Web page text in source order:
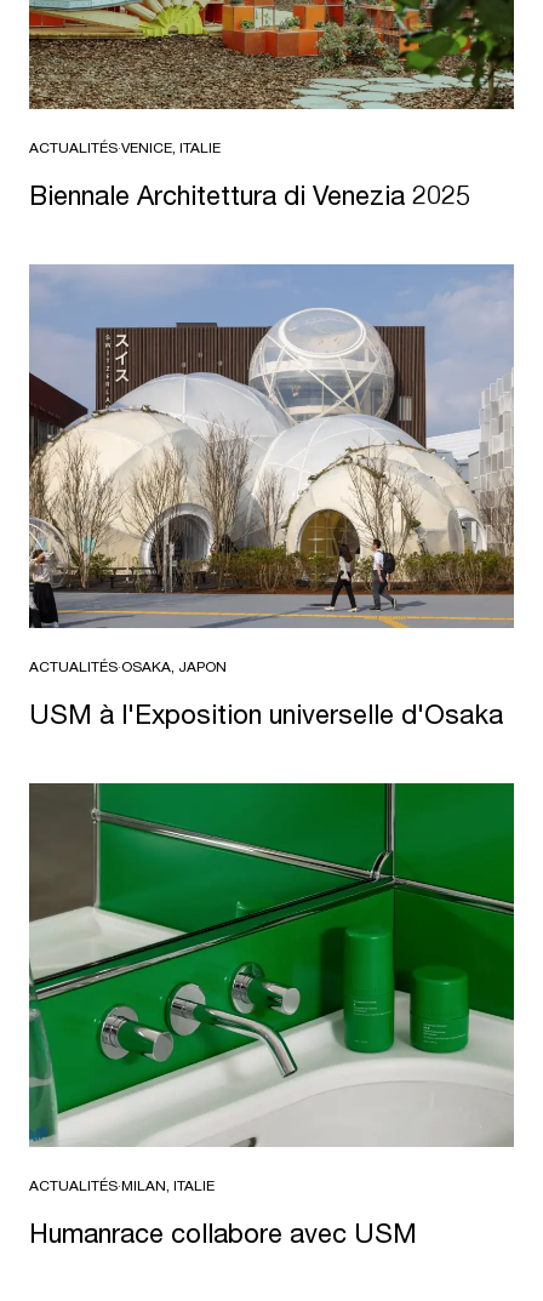
ACTUALITÉS·VENICE, ITALIE
Biennale Archi­tettura di Venezia 2025
ACTUALITÉS·OSAKA, JAPON
USM à l'Exposition universelle d'Osaka
ACTUALITÉS·MILAN, ITALIE
Humanrace collabore avec USM